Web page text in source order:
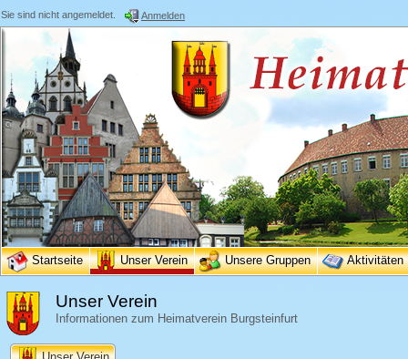
Sie sind nicht angemeldet. Anmelden
Startseite Unser Verein Unsere Gruppen Aktivitäten
Unser Verein
Informationen zum Heimatverein Burgsteinfurt